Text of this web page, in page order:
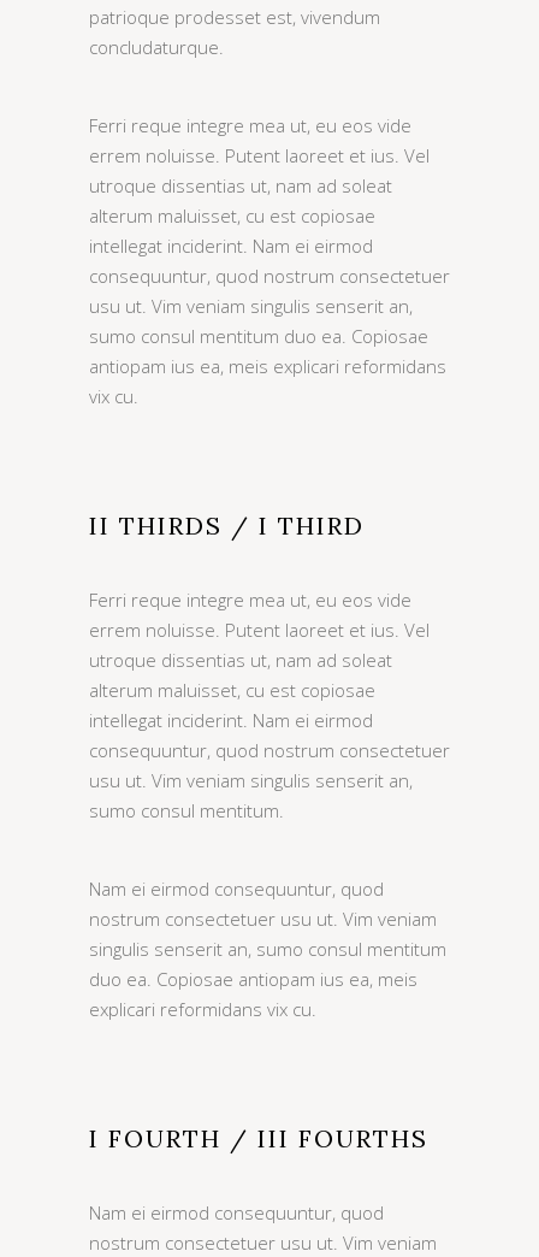
patrioque prodesset est, vivendum
concludaturque.
Ferri reque integre mea ut, eu eos vide
errem noluisse. Putent laoreet et ius. Vel
utroque dissentias ut, nam ad soleat
alterum maluisset, cu est copiosae
intellegat inciderint. Nam ei eirmod
consequuntur, quod nostrum consectetuer
usu ut. Vim veniam singulis senserit an,
sumo consul mentitum duo ea. Copiosae
antiopam ius ea, meis explicari reformidans
vix cu.
II THIRDS / I THIRD
Ferri reque integre mea ut, eu eos vide
errem noluisse. Putent laoreet et ius. Vel
utroque dissentias ut, nam ad soleat
alterum maluisset, cu est copiosae
intellegat inciderint. Nam ei eirmod
consequuntur, quod nostrum consectetuer
usu ut. Vim veniam singulis senserit an,
sumo consul mentitum.
Nam ei eirmod consequuntur, quod
nostrum consectetuer usu ut. Vim veniam
singulis senserit an, sumo consul mentitum
duo ea. Copiosae antiopam ius ea, meis
explicari reformidans vix cu.
I FOURTH / III FOURTHS
Nam ei eirmod consequuntur, quod
nostrum consectetuer usu ut. Vim veniam